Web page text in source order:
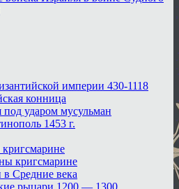
империи 430-1118
конница
под ударом мусульман
1453 г.
кригсмарине
Средние века
рыцари 1200 — 1300